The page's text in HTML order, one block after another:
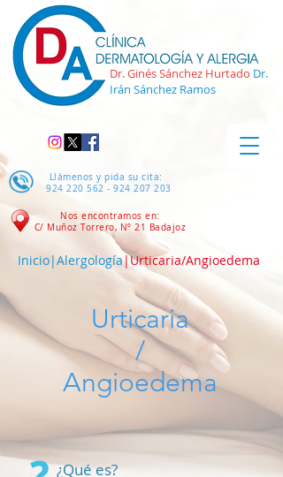
Llámenos y pida su cita:
924 220 562 - 924 207 203
Dr. Ginés Sánchez Hurtado Dr.
Irán Sánchez Ramos
Nos encontramos en:
C/ Muñoz Torrero, Nº 21 Badajoz
Inicio|Alergología|Urticaria/Angioedema
Urticaria
/
Angioedema
¿Qué es?